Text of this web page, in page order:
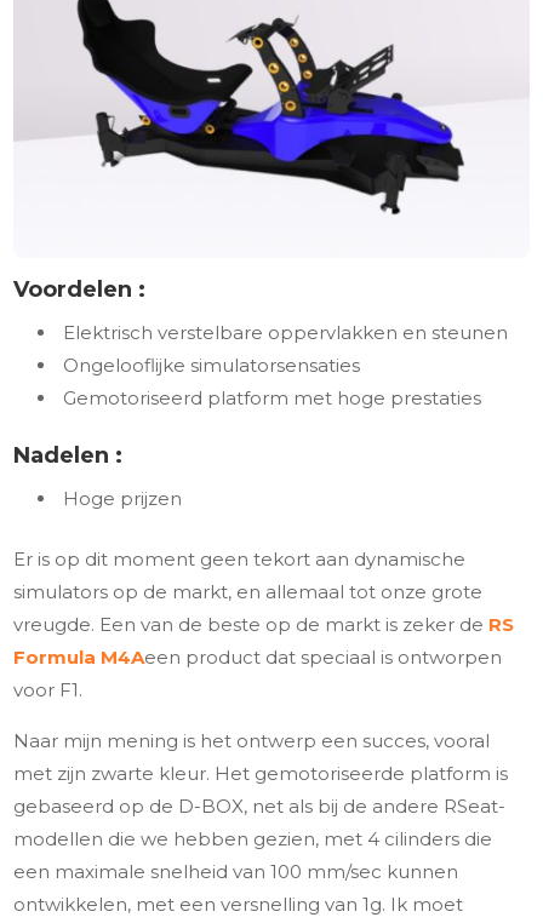
Voordelen :
Elektrisch verstelbare oppervlakken en steunen
Ongelooflijke simulatorsensaties
Gemotoriseerd platform met hoge prestaties
Nadelen :
Hoge prijzen
Er is op dit moment geen tekort aan dynamische
simulators op de markt, en allemaal tot onze grote
vreugde. Een van de beste op de markt is zeker de RS
Formula M4Aeen product dat speciaal is ontworpen
voor F1.
Naar mijn mening is het ontwerp een succes, vooral
met zijn zwarte kleur. Het gemotoriseerde platform is
gebaseerd op de D-BOX, net als bij de andere RSeat-
modellen die we hebben gezien, met 4 cilinders die
een maximale snelheid van 100 mm/sec kunnen
ontwikkelen, met een versnelling van 1g. Ik moet